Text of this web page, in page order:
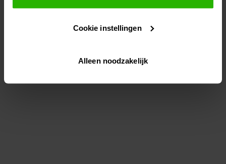
gepersonaliseerde advertenties te plaatsen.
Lees hier meer over in onsprivacybeleid
Via "Cookie instellingen" kun je ook zelf instellen welke
Cookie instellingen
Alleen noodzakelijk